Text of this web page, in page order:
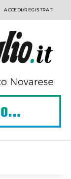
ACCEDI/REGISTRATI